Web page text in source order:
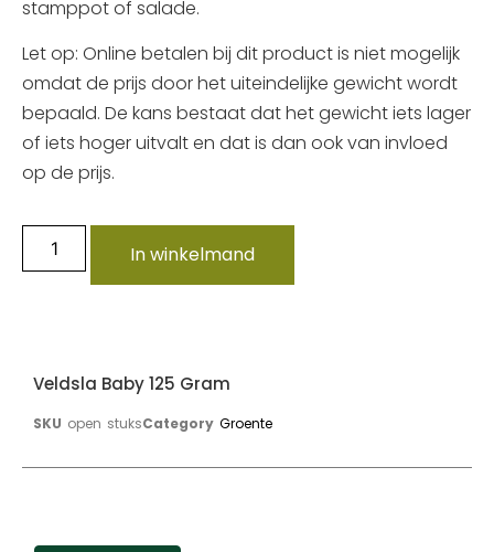
stamppot of salade.
Let op: Online betalen bij dit product is niet mogelijk
omdat de prijs door het uiteindelijke gewicht wordt
bepaald. De kans bestaat dat het gewicht iets lager
of iets hoger uitvalt en dat is dan ook van invloed
op de prijs.
In winkelmand
Veldsla Baby 125 Gram
SKU open stuksCategory Groente